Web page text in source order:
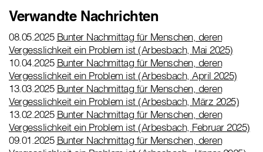
Verwandte Nachrichten
08.05.2025 Bunter Nachmittag für Menschen, deren
Vergesslichkeit ein Problem ist (Arbesbach, Mai 2025)
10.04.2025 Bunter Nachmittag für Menschen, deren
Vergesslichkeit ein Problem ist (Arbesbach, April 2025)
13.03.2025 Bunter Nachmittag für Menschen, deren
Vergesslichkeit ein Problem ist (Arbesbach, März 2025)
13.02.2025 Bunter Nachmittag für Menschen, deren
Vergesslichkeit ein Problem ist (Arbesbach, Februar 2025)
09.01.2025 Bunter Nachmittag für Menschen, deren